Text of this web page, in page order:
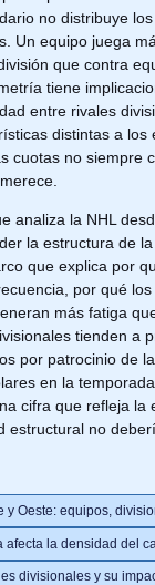
no distribuye
Un equipo juega
que contra
tiene
entre rivales
distintas a los
cuotas no siempre
analiza la NHL
la estructura de
que explica por
por qué
más fatiga
tienden a
por patrocinio de
en la
cifra que refleja la
estructural no
y Oeste: equipos,
afecta la densidad del
divisionales y su